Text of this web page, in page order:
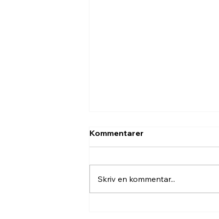
Kommentarer
Skriv en kommentar...